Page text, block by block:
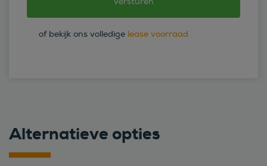
of bekijk ons volledige lease voorraad
Alternatieve opties